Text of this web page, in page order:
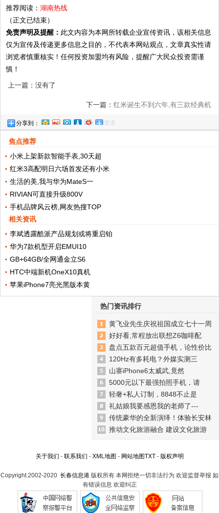
推荐阅读：湖南热线
（正文已结束）
免责声明及提醒： 此文内容为本网所转载企业宣传资讯，该相关信息
仅为宣传及传递更多信息之目的，不代表本网站观点，文章真实性请
浏览者慎重核实！任何投资加盟均有风险，提醒广大民众投资需谨
慎！
上一篇：没有了
下一篇： 红米诞生不到六年,有三款经典机
分享到： 更多
焦点推荐
小米上架新款智能手表,30天超
红米3高配明日六场首发还有小米
生活的美,我与华为MateS一
RIVIAN可直接升级800V
手机品牌风云榜,网友热搜TOP
相关资讯
李斌透露酷派产品规划或将重启铂
华为7款机型开启EMUI10
GB+64GB/全网通金立S6
HTC中端新机OneX10真机
苹果iPhone7亮光黑版本黄
热门资讯排行
黄飞业先生庆祝祖国成立七十一周
好好看,常程放出联想Z6咖啡配
盘点五款百元超值手机，论性价比
120Hz有多耗电？外媒实测三
山寨iPhone6太威武,竟然
5000元以下最强拍照手机，请
轻奢+私人订制，8848不止是
礼姑娘我要感恩我的老师了---
传统豪华的全新演绎！体验长安林
推动文化旅游融合 建设文化旅游
关于我们 - 联系我们 - XML地图 - 网站地图TXT- 版权声明
Copyright.2002-2020 长春信息港 版权所有 本网拒绝一切非法行为 欢迎监督举报 如
有错误信息 欢迎纠正